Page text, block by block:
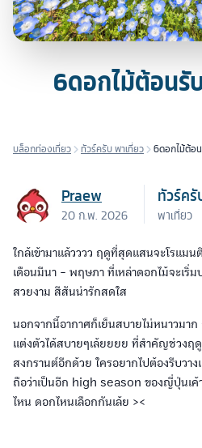
6ดอกไม้ต้อนรั
บล็อกท่องเที่ยว ทัวร์ครับ พาเที่ยว 6ดอกไม้ต้อ
Praew
20 ก.พ. 2026
ทัวร์ครั
พาเที่ยว
ใกล้เข้ามาแล้วววว ฤดูที่สุดแสนจะโรแม
เดือนมีนา - พฤษภา ที่เหล่าดอกไม้จะเริ่ม
สวยงาม สีสันน่ารักสดใส
นอกจากนี้อากาศก็เย็นสบายไม่หนาวมา
แต่งตัวได้สบายๆเล้ยยยย ที่สำคัญช่วงฤ
สงกรานต์อีกด้วย ใครอยากไปต้องรีบวา
ถือว่าเป็นอีก high season ของญี่ปุ่นเค้
ไหน ดอกไหนเลือกกันเล้ย ><